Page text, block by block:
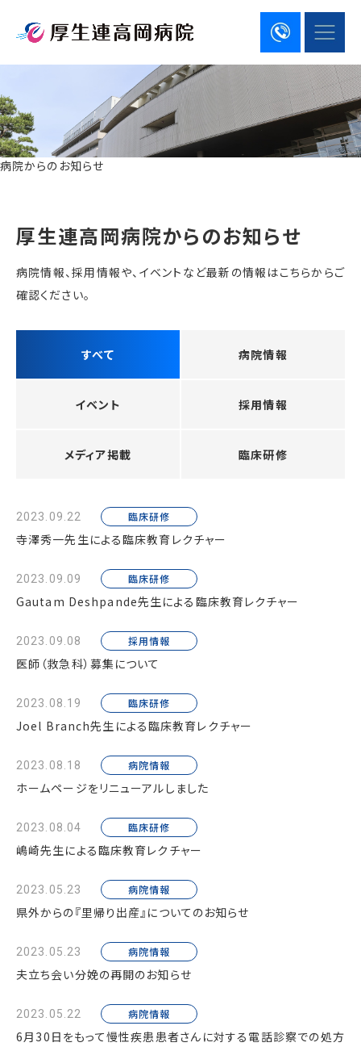
病院からのお知らせ
厚生連高岡病院からのお知らせ
病院情報、採用情報や、イベントなど最新の情報はこちらからご
確認ください。
すべて 病院情報
イベント 採用情報
メディア掲載 臨床研修
2023.09.22 臨床研修
寺澤秀一先生による臨床教育レクチャー
2023.09.09 臨床研修
Gautam Deshpande先生による臨床教育レクチャー
2023.09.08 採用情報
医師（救急科）募集について
2023.08.19 臨床研修
Joel Branch先生による臨床教育レクチャー
2023.08.18 病院情報
ホームページをリニューアルしました
2023.08.04 臨床研修
嶋崎先生による臨床教育レクチャー
2023.05.23 病院情報
県外からの『里帰り出産』についてのお知らせ
2023.05.23 病院情報
夫立ち会い分娩の再開のお知らせ
2023.05.22 病院情報
6月30日をもって慢性疾患患者さんに対する電話診察での処方